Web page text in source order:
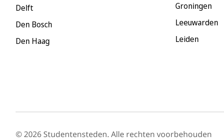
Delft
Den Bosch
Den Haag
Groningen
Leeuwarden
Leiden
© 2026 Studentensteden. Alle rechten voorbehouden